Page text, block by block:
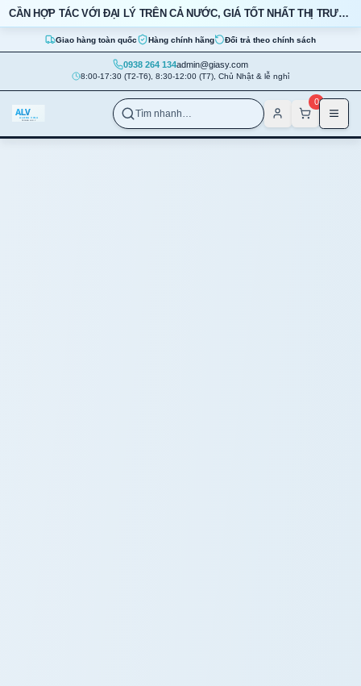
Bỏ qua nội dung CẦN HỢP TÁC VỚI ĐẠI LÝ TRÊN CẢ NƯỚC, GIÁ TỐT NHẤT THỊ TRƯỜNG
Giao hàng toàn quốc Hàng chính hãng Đổi trả theo chính sách
0938 264 134admin@giasy.com
8:00-17:30 (T2-T6), 8:30-12:00 (T7), Chủ Nhật & lễ nghỉ
Nhảy tới nội dung chính
Tìm nhanh…
0